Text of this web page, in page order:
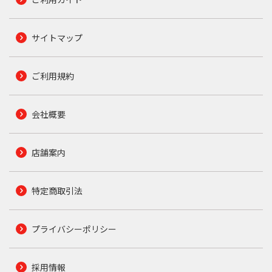
サイトマップ
ご利用規約
会社概要
店舗案内
特定商取引法
プライバシーポリシー
採用情報